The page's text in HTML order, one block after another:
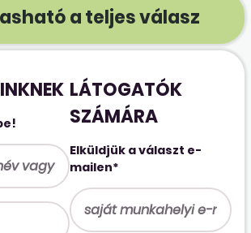
a teljes válasz
LÁTOGATÓK
SZÁMÁRA
Elküldjük a választ e-
mailen*